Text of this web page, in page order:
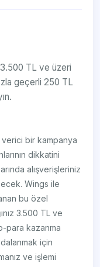
3.500 TL ve üzeri
geçerli 250 TL
bir kampanya
dikkatini
alışverişleriniz
Wings ile
bu özel
3.500 TL ve
para kazanma
için
ve işlemi